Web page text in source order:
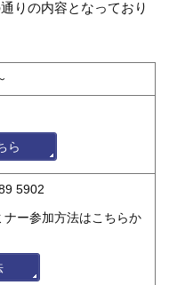
りの内容となっており
ら
5902
ー参加方法はこちらか